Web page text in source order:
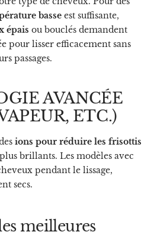
basse est suffisante,
épais ou bouclés demandent
pour lisser efficacement sans
passages.
AVANCÉE
ETC.)
ions pour réduire les frisottis
brillants. Les modèles avec
pendant le lissage,
secs.
meilleures